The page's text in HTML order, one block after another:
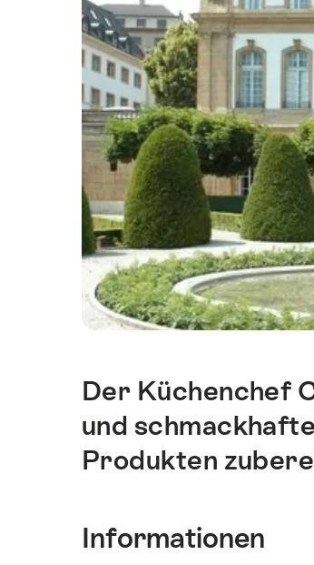
Einleitung
Der Küchenchef
und
Produkten
Informationen